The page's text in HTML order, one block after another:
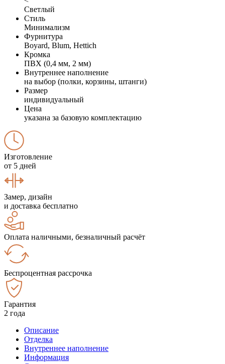
Светлый
Стиль
Минимализм
Фурнитура
Boyard, Blum, Hettich
Кромка
ПВХ (0,4 мм, 2 мм)
Внутреннее наполнение
на выбор (полки, корзины, штанги)
Размер
индивидуальный
Цена
указана за базовую комплектацию
Изготовление
от 5 дней
Замер, дизайн
и доставка бесплатно
Оплата наличными, безналичный расчёт
Беспроцентная рассрочка
Гарантия
2 года
Описание
Отделка
Внутреннее наполнение
Информация